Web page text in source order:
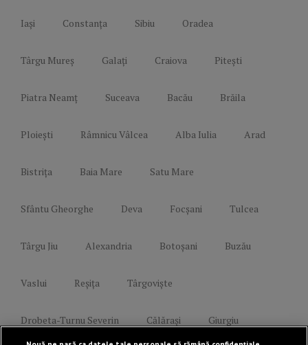
Iași Constanța Sibiu Oradea
Târgu Mureș Galați Craiova Pitești
Piatra Neamț Suceava Bacău Brăila
Ploiești Râmnicu Vâlcea Alba Iulia Arad
Bistrița Baia Mare Satu Mare
Sfântu Gheorghe Deva Focșani Tulcea
Târgu Jiu Alexandria Botoșani Buzău
Vaslui Reșița Târgoviște
Drobeta-Turnu Severin Călărași Giurgiu